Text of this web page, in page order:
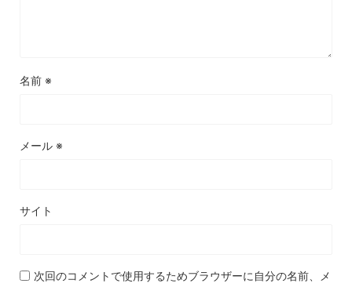
名前 ※
メール ※
サイト
次回のコメントで使用するためブラウザーに自分の名前、メ